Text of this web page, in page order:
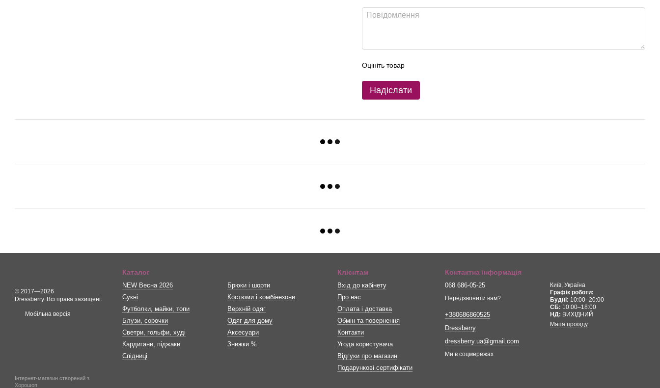
Оцініть товар
Надіслати
© 2017—2026
Dressberry. Всі права захищені.
Мобільна версія
Інтернет-магазин створений з
Хорошоп
Каталог
NEW Весна 2026
Сукні
Футболки, майки, топи
Блузи, сорочки
Светри, гольфи, худі
Кардигани, піджаки
Спідниці
Брюки і шорти
Костюми і комбінезони
Верхній одяг
Одяг для дому
Аксесуари
Знижки %
Клієнтам
Вхід до кабінету
Про нас
Оплата і доставка
Обмін та повернення
Контакти
Угода користувача
Відгуки про магазин
Подарункові сертифікати
Контактна інформація
068 686-05-25
Передзвонити вам?
+380686860525
Dressberry
dressberry.ua@gmail.com
Київ, Україна
Графік роботи:
Будні: 10:00–20:00
СБ: 10:00–18:00
НД: ВИХІДНИЙ
Мапа проїзду
Ми в соцмережах